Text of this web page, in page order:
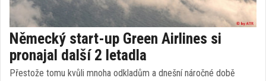
Německý start-up Green Airlines si
pronajal další 2 letadla
Přestože tomu kvůli mnoha odkladům a dnešní náročné době